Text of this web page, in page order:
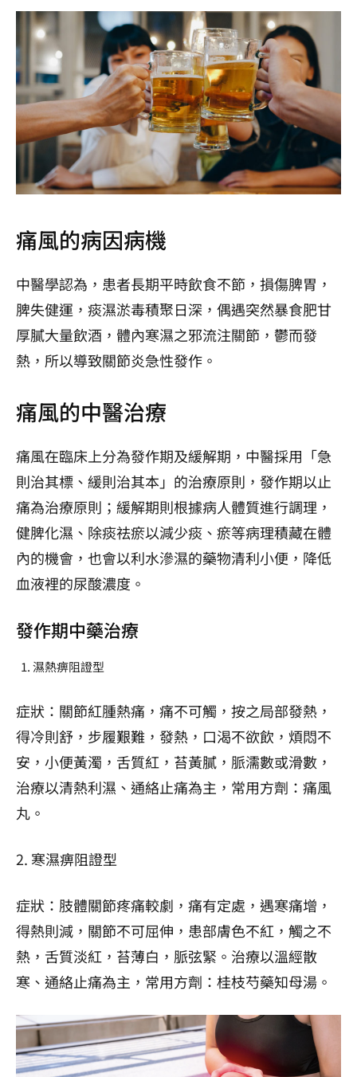
痛風的病因病機
中醫學認為，患者長期平時飲食不節，損傷脾胃，
脾失健運，痰濕淤毒積聚日深，偶遇突然暴食肥甘
厚膩大量飲酒，體內寒濕之邪流注關節，鬱而發
熱，所以導致關節炎急性發作。
痛風的中醫治療
痛風在臨床上分為發作期及緩解期，中醫採用「急
則治其標、緩則治其本」的治療原則，發作期以止
痛為治療原則；緩解期則根據病人體質進行調理，
健脾化濕、除痰祛瘀以減少痰、瘀等病理積藏在體
內的機會，也會以利水滲濕的藥物清利小便，降低
血液裡的尿酸濃度。
發作期中藥治療
濕熱痹阻證型
症狀：關節紅腫熱痛，痛不可觸，按之局部發熱，
得冷則舒，步履艱難，發熱，口渴不欲飲，煩悶不
安，小便黃濁，舌質紅，苔黃膩，脈濡數或滑數，
治療以清熱利濕、通絡止痛為主，常用方劑：痛風
丸。
2. 寒濕痹阻證型
症狀：肢體關節疼痛較劇，痛有定處，遇寒痛增，
得熱則減，關節不可屈伸，患部膚色不紅，觸之不
熱，舌質淡紅，苔薄白，脈弦緊。治療以溫經散
寒、通絡止痛為主，常用方劑：桂枝芍藥知母湯。